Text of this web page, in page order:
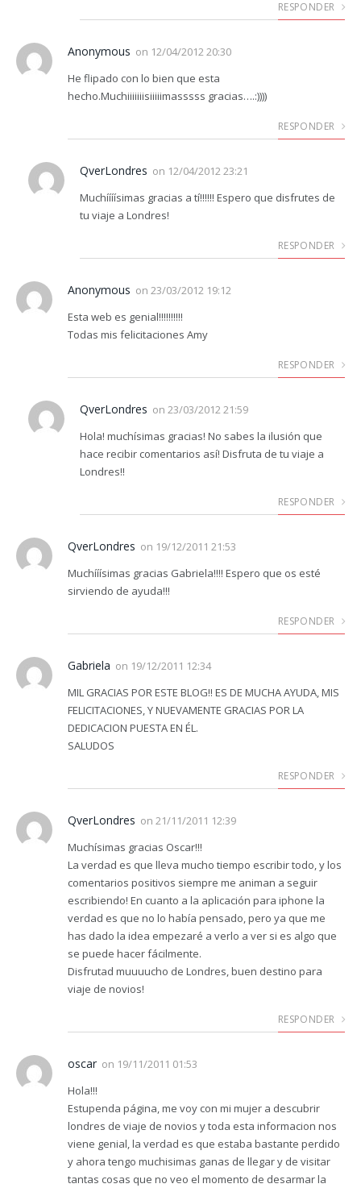
RESPONDER
Anonymous on 12/04/2012 20:30
He flipado con lo bien que esta
hecho.Muchiiiiiiisiiiiimasssss gracias….:))))
RESPONDER
QverLondres on 12/04/2012 23:21
Muchíííísimas gracias a tí!!!!!! Espero que disfrutes de
tu viaje a Londres!
RESPONDER
Anonymous on 23/03/2012 19:12
Esta web es genial!!!!!!!!!!
Todas mis felicitaciones Amy
RESPONDER
QverLondres on 23/03/2012 21:59
Hola! muchísimas gracias! No sabes la ilusión que
hace recibir comentarios así! Disfruta de tu viaje a
Londres!!
RESPONDER
QverLondres on 19/12/2011 21:53
Muchííísimas gracias Gabriela!!!! Espero que os esté
sirviendo de ayuda!!!
RESPONDER
Gabriela on 19/12/2011 12:34
MIL GRACIAS POR ESTE BLOG!! ES DE MUCHA AYUDA, MIS
FELICITACIONES, Y NUEVAMENTE GRACIAS POR LA
DEDICACION PUESTA EN ÉL.
SALUDOS
RESPONDER
QverLondres on 21/11/2011 12:39
Muchísimas gracias Oscar!!!
La verdad es que lleva mucho tiempo escribir todo, y los
comentarios positivos siempre me animan a seguir
escribiendo! En cuanto a la aplicación para iphone la
verdad es que no lo había pensado, pero ya que me
has dado la idea empezaré a verlo a ver si es algo que
se puede hacer fácilmente.
Disfrutad muuuucho de Londres, buen destino para
viaje de novios!
RESPONDER
oscar on 19/11/2011 01:53
Hola!!!
Estupenda página, me voy con mi mujer a descubrir
londres de viaje de novios y toda esta informacion nos
viene genial, la verdad es que estaba bastante perdido
y ahora tengo muchisimas ganas de llegar y de visitar
tantas cosas que no veo el momento de desarmar la